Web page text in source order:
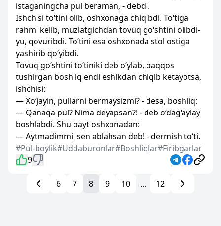
istaganingcha pul beraman, - debdi.
Ishchisi to‘tini olib, oshxonaga chiqibdi. To‘tiga
rahmi kelib, muzlatgichdan tovuq go‘shtini olibdi-
yu, qovuribdi. To‘tini esa oshxonada stol ostiga
yashirib qo‘yibdi.
Tovuq go‘shtini to‘tiniki deb o‘ylab, paqqos
tushirgan boshliq endi eshikdan chiqib ketayotsa,
ishchisi:
— Xo‘jayin, pullarni bermaysizmi? - desa, boshliq:
— Qanaqa pul? Nima deyapsan?! - deb o‘dag‘aylay
boshlabdi. Shu payt oshxonadan:
— Aytmadimmi, sen ablahsan deb! - dermish to‘ti.
#Pul-boylik#Uddaburonlar#Boshliqlar#Firibgarlar
9
6 7 8 9 10 ... 12